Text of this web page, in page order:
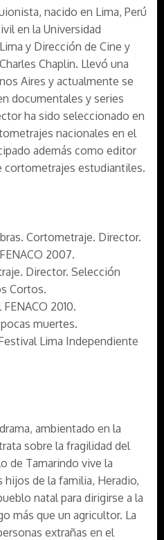
nacido en Lima, Perú
en la Universidad
y Dirección de Cine y
Chaplin. Llevó una
Aires y actualmente se
documentales y series
ha sido seleccionado en
nacionales en el
además como editor
cortometrajes estudiantiles.
Cortometraje. Director.
2007.
Director. Selección
Cortos.
2010.
muertes.
Lima Independiente
ambientado en la
sobre la fragilidad del
de Tamarindo vive la
de la familia, Heradio,
natal para dirigirse a la
más que un agricultor. La
extrañas en el